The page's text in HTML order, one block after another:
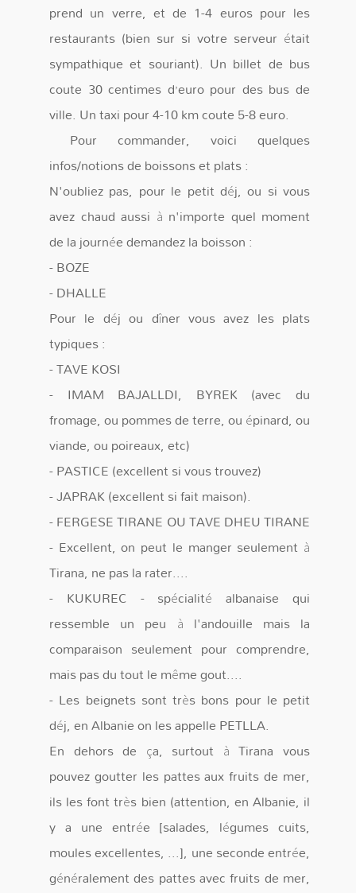
prend un verre, et de 1-4 euros pour les
restaurants (bien sur si votre serveur était
sympathique et souriant). Un billet de bus
coute 30 centimes d’euro pour des bus de
ville. Un taxi pour 4-10 km coute 5-8 euro.
Pour commander, voici quelques
infos/notions de boissons et plats :
N'oubliez pas, pour le petit déj, ou si vous
avez chaud aussi à n'importe quel moment
de la journée demandez la boisson :
- BOZE
- DHALLE
Pour le déj ou dîner vous avez les plats
typiques :
- TAVE KOSI
- IMAM BAJALLDI, BYREK (avec du
fromage, ou pommes de terre, ou épinard, ou
viande, ou poireaux, etc)
- PASTICE (excellent si vous trouvez)
- JAPRAK (excellent si fait maison).
- FERGESE TIRANE OU TAVE DHEU TIRANE
- Excellent, on peut le manger seulement à
Tirana, ne pas la rater....
- KUKUREC - spécialité albanaise qui
ressemble un peu à l'andouille mais la
comparaison seulement pour comprendre,
mais pas du tout le même gout....
- Les beignets sont très bons pour le petit
déj, en Albanie on les appelle PETLLA.
En dehors de ça, surtout à Tirana vous
pouvez goutter les pattes aux fruits de mer,
ils les font très bien (attention, en Albanie, il
y a une entrée [salades, légumes cuits,
moules excellentes, ...], une seconde entrée,
généralement des pattes avec fruits de mer,